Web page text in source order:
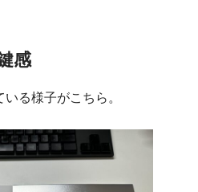
感
る様子がこちら。